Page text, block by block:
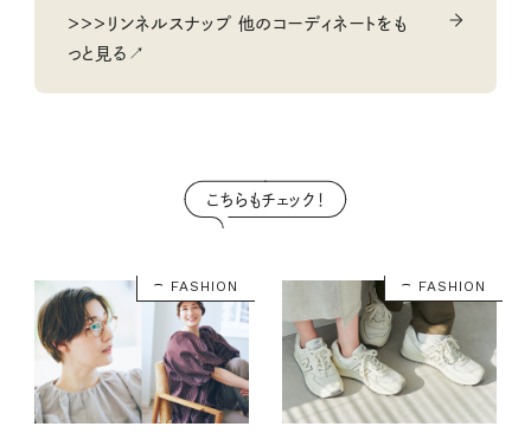
＞＞＞リンネルスナップ 他のコーディネートをも
っと見る↗
こちらもチェック！
FASHION FASHION